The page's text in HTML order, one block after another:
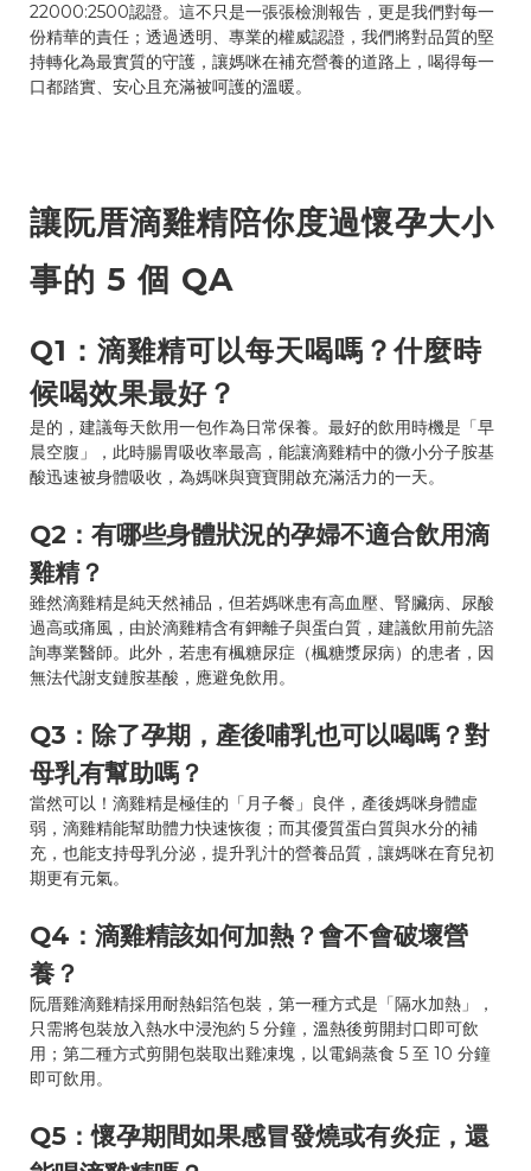
22000:2500認證。這不只是一張張檢測報告，更是我們對每一
份精華的責任；透過透明、專業的權威認證，我們將對品質的堅
持轉化為最實質的守護，讓媽咪在補充營養的道路上，喝得每一
口都踏實、安心且充滿被呵護的溫暖。
讓阮厝滴雞精陪你度過懷孕大小
事的 5 個 QA
Q1：滴雞精可以每天喝嗎？什麼時
候喝效果最好？
是的，建議每天飲用一包作為日常保養。最好的飲用時機是「早
晨空腹」，此時腸胃吸收率最高，能讓滴雞精中的微小分子胺基
酸迅速被身體吸收，為媽咪與寶寶開啟充滿活力的一天。
Q2：有哪些身體狀況的孕婦不適合飲用滴
雞精？
雖然滴雞精是純天然補品，但若媽咪患有高血壓、腎臟病、尿酸
過高或痛風，由於滴雞精含有鉀離子與蛋白質，建議飲用前先諮
詢專業醫師。此外，若患有楓糖尿症（楓糖漿尿病）的患者，因
無法代謝支鏈胺基酸，應避免飲用。
Q3：除了孕期，產後哺乳也可以喝嗎？對
母乳有幫助嗎？
當然可以！滴雞精是極佳的「月子餐」良伴，產後媽咪身體虛
弱，滴雞精能幫助體力快速恢復；而其優質蛋白質與水分的補
充，也能支持母乳分泌，提升乳汁的營養品質，讓媽咪在育兒初
期更有元氣。
Q4：滴雞精該如何加熱？會不會破壞營
養？
阮厝雞滴雞精採用耐熱鋁箔包裝，第一種方式是「隔水加熱」，
只需將包裝放入熱水中浸泡約 5 分鐘，溫熱後剪開封口即可飲
用；第二種方式剪開包裝取出雞凍塊，以電鍋蒸食 5 至 10 分鐘
即可飲用。
Q5：懷孕期間如果感冒發燒或有炎症，還